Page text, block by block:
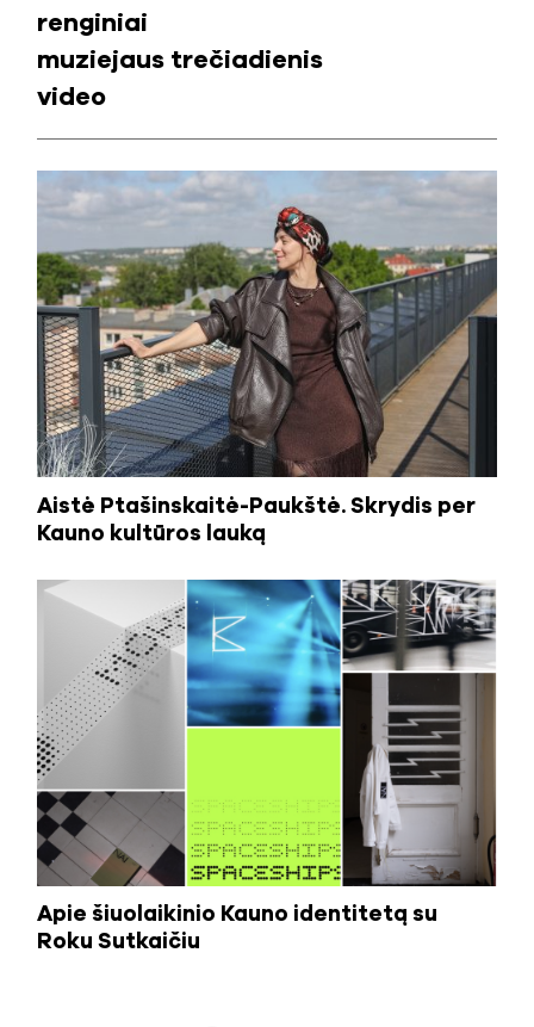
Aistė Ptašinskaitė-Paukštė. Skrydis per
Kauno kultūros lauką
Apie šiuolaikinio Kauno identitetą su
Roku Sutkaičiu
renginiai
muziejaus trečiadienis
video